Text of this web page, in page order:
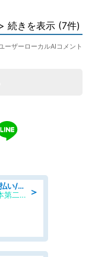
＞
自動車製品の加工・運搬/寮完備/日払い/工場・製造
UTエージェント株式会社AGT西日本第二CU